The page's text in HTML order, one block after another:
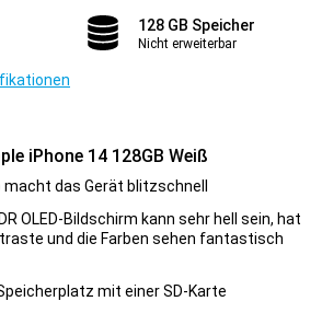
128 GB Speicher
Nicht erweiterbar
iPhone 14 128GB Weiß
macht das Gerät blitzschnell
OLED-Bildschirm kann sehr hell sein, hat
und die Farben sehen fantastisch
mit einer SD-Karte